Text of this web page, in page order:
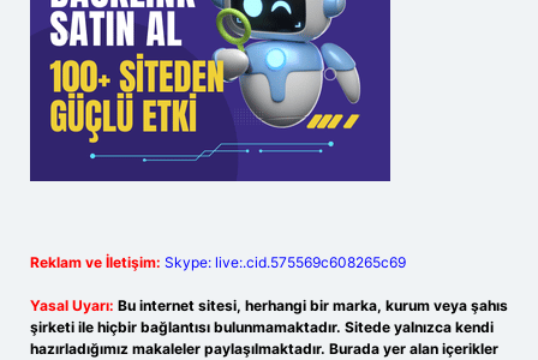
Reklam ve İletişim: Skype: live:.cid.575569c608265c69
Yasal Uyarı: Bu internet sitesi, herhangi bir marka, kurum veya şahıs
şirketi ile hiçbir bağlantısı bulunmamaktadır. Sitede yalnızca kendi
hazırladığımız makaleler paylaşılmaktadır. Burada yer alan içerikler